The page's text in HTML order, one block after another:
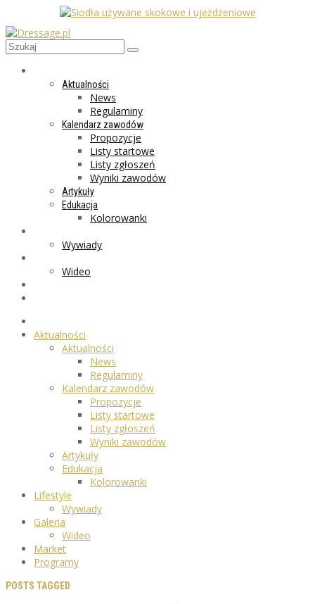
Aktualności
News
Regulaminy
Kalendarz zawodów
Propozycje
Listy startowe
Listy zgłoszeń
Wyniki zawodów
Artykuły
Edukacja
Kolorowanki
Wywiady
Wideo
Aktualności
Aktualności
News
Regulaminy
Kalendarz zawodów
Propozycje
Listy startowe
Listy zgłoszeń
Wyniki zawodów
Artykuły
Edukacja
Kolorowanki
Lifestyle
Wywiady
Galeria
Wideo
Market
Programy
POSTS TAGGED